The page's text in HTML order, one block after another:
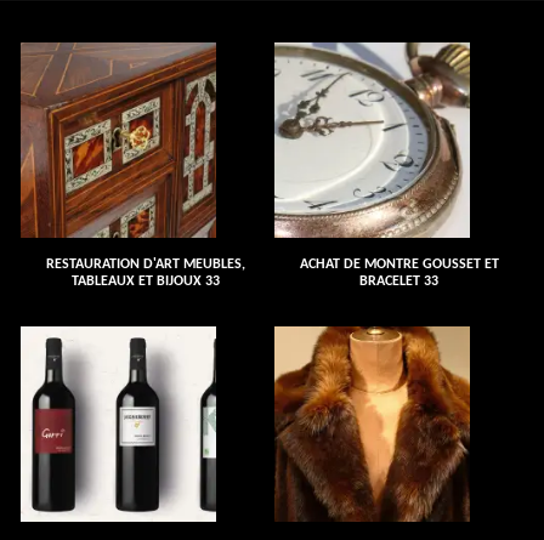
RESTAURATION D'ART MEUBLES,
TABLEAUX ET BIJOUX 33
ACHAT DE MONTRE GOUSSET ET
BRACELET 33